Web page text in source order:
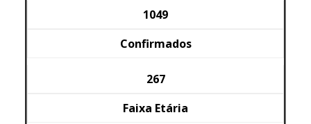
1049
Confirmados
267
Faixa Etária